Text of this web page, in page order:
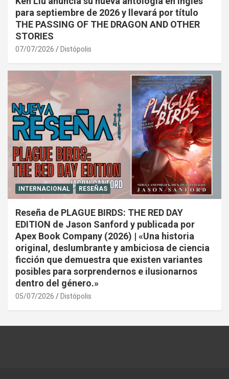
para septiembre de 2026 y llevará por título
THE PASSING OF THE DRAGON AND OTHER
STORIES
07/07/2026 Distópolis
INTERNACIONAL RESEÑAS
Reseña de PLAGUE BIRDS: THE RED DAY
EDITION de Jason Sanford y publicada por
Apex Book Company (2026) | «Una historia
original, deslumbrante y ambiciosa de ciencia
ficción que demuestra que existen variantes
posibles para sorprendernos e ilusionarnos
dentro del género.»
05/07/2026 Distópolis